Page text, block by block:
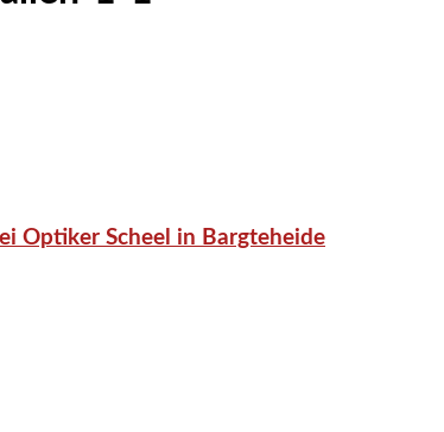
Optiker Scheel in Bargteheide